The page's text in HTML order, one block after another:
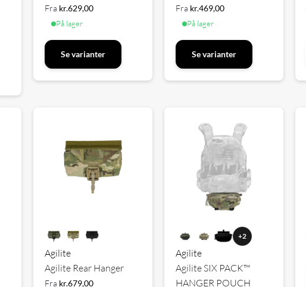
Fra kr.629,00
På lager
Se varianter
Fra kr.469,00
På lager
Se varianter
Agilite
Agilite Rear Hanger
Fra kr.679,00
+2
Agilite
Agilite SIX PACK™
HANGER POUCH